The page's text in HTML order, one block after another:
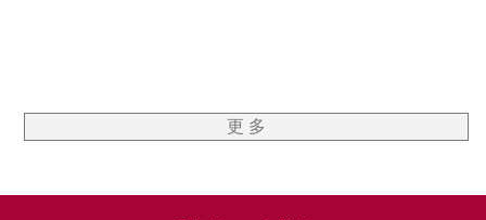
更 多